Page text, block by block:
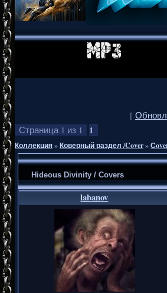
[
Страница 1 из 1 1
Коллекция»Коверный раздел /Cover»
Hideous Divinity / Covers
labanov